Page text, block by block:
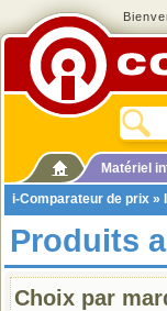
Matériel
i-Comparateur de prix »
Produits
Choix par